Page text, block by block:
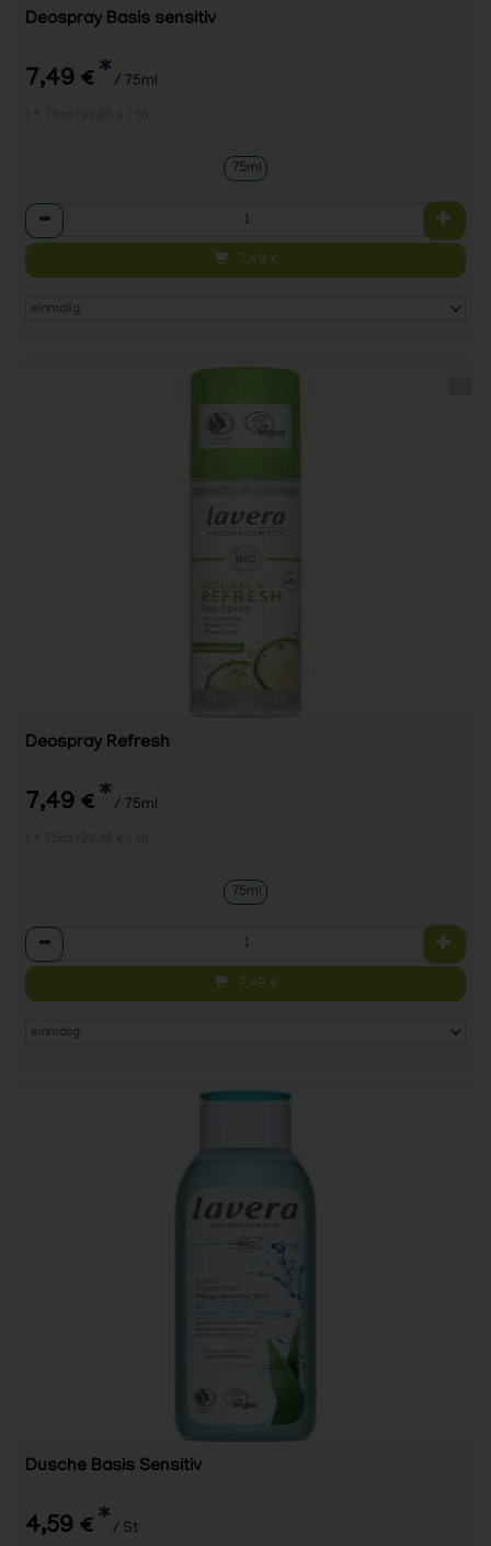
Deospray Basis sensitiv
7,49 € * / 75ml
75ml
Anzahl
7,49 €
Deospray Refresh
7,49 € * / 75ml
75ml
Anzahl
7,49 €
Dusche Basis Sensitiv
4,59 € * / St